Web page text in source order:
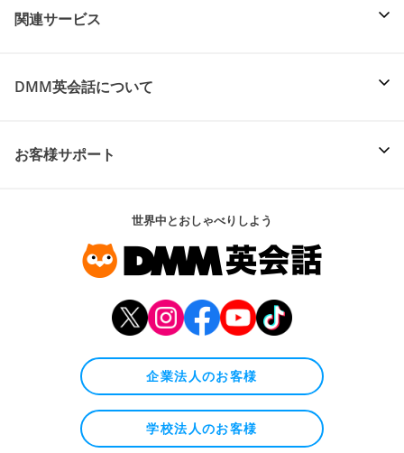
関連サービス
DMM英会話について
お客様サポート
世界中とおしゃべりしよう
企業法人のお客様
学校法人のお客様